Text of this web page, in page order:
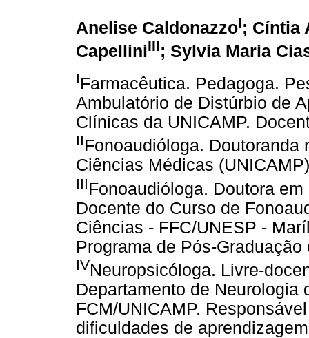
Anelise CaldonazzoI; Cíntia
CapelliniIII; Sylvia Maria
IFarmacêutica. Pedagoga.
Ambulatório de Distúrbio de
Clínicas da UNICAMP.
IIFonoaudióloga. Doutoranda
Ciências Médicas (UNICAMP)
IIIFonoaudióloga. Doutora
Docente do Curso de
Ciências - FFC/UNESP -
Programa de Pós-
IVNeuropsicóloga. Livre-
Departamento de Neurologia
FCM/UNICAMP.
dificuldades de